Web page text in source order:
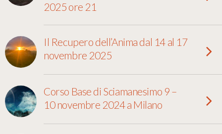
2025 ore 21
Il Recupero dell’Anima dal 14 al 17
novembre 2025
Corso Base di Sciamanesimo 9 –
10 novembre 2024 a Milano